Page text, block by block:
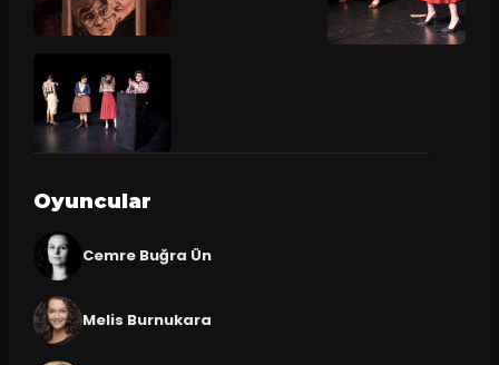
Oyuncular
Cemre Buğra Ün
Melis Burnukara